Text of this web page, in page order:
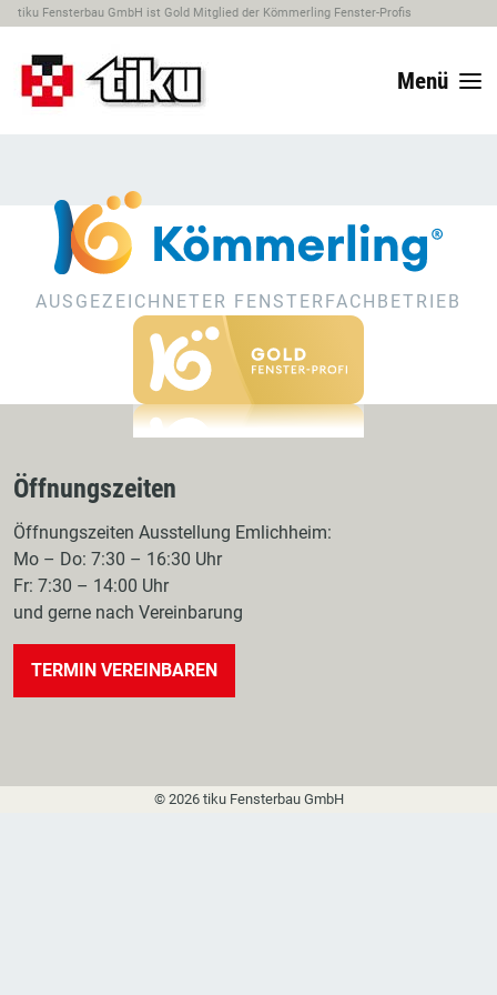
tiku Fensterbau GmbH ist Gold Mitglied der Kömmerling Fenster-Profis
Menü
AUSGEZEICHNETER FENSTERFACHBETRIEB
Öffnungszeiten
Öffnungszeiten Ausstellung Emlichheim:
Mo – Do: 7:30 – 16:30 Uhr
Fr: 7:30 – 14:00 Uhr
und gerne nach Vereinbarung
TERMIN VEREINBAREN
© 2026 tiku Fensterbau GmbH